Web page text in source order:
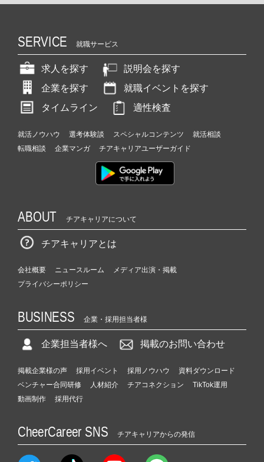
SERVICE 就職サービス
求人を探す
説明会を探す
企業を探す
就職イベントを探す
タイムライン
適性検査
就活ノウハウ 選考体験談 スペシャルコンテンツ
就活相談
転職相談
企業マンガ チアキャリアユーザーガイド
ABOUT チアキャリアについて
チアキャリアとは
会社概要 ニュースルーム
メディア出演・掲載
プライバシーポリシー
BUSINESS 企業・採用担当者様
企業担当者様へ 掲載のお問い合わせ
掲載企業様の声 採用イベント 採用ノウハウ
資料ダウンロード
ベンチャー合同研修
人材紹介 チアコネクション
TikTok運用
動画制作
採用代行
CheerCareer SNS チアキャリアからの発信